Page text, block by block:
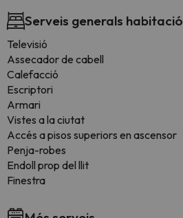
Serveis generals habitació
Televisió
Assecador de cabell
Calefacció
Escriptori
Armari
Vistes a la ciutat
Accés a pisos superiors en ascensor
Penja-robes
Endoll prop del llit
Finestra